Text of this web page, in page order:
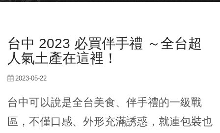
台中 2023 必買伴手禮 ～全台超
人氣土產在這裡！
2023-05-22
台中可以說是全台美食、伴手禮的一級戰
區，不僅口感、外形充滿誘惑，就連包裝也